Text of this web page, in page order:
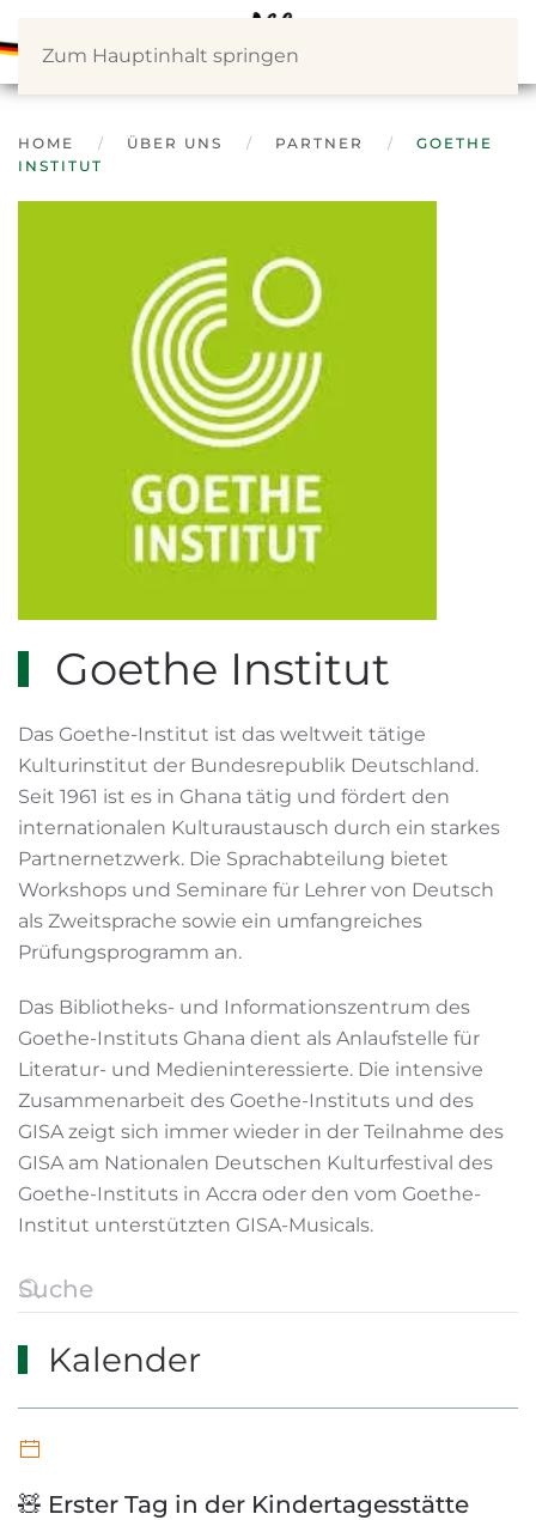
Zum Hauptinhalt springen
HOME ÜBER UNS PARTNER
GOETHE
INSTITUT
Goethe Institut
Das Goethe-Institut ist das weltweit tätige
Kulturinstitut der Bundesrepublik Deutschland.
Seit 1961 ist es in Ghana tätig und fördert den
internationalen Kulturaustausch durch ein starkes
Partnernetzwerk. Die Sprachabteilung bietet
Workshops und Seminare für Lehrer von Deutsch
als Zweitsprache sowie ein umfangreiches
Prüfungsprogramm an.
Das Bibliotheks- und Informationszentrum des
Goethe-Instituts Ghana dient als Anlaufstelle für
Literatur- und Medieninteressierte. Die intensive
Zusammenarbeit des Goethe-Instituts und des
GISA zeigt sich immer wieder in der Teilnahme des
GISA am Nationalen Deutschen Kulturfestival des
Goethe-Instituts in Accra oder den vom Goethe-
Institut unterstützten GISA-Musicals.
Kalender
🧸 Erster Tag in der Kindertagesstätte